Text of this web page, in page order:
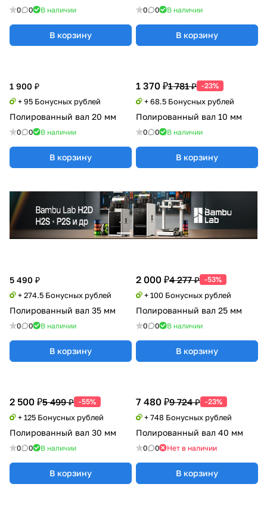
0 0 В наличии
В корзину
0 0 В наличии
В корзину
1 900 ₽
+ 95 Бонусных рублей
Полированный вал 20 мм
0 0 В наличии
В корзину
1 370 ₽1 781 ₽ -23%
+ 68.5 Бонусных рублей
Полированный вал 10 мм
0 0 В наличии
В корзину
5 490 ₽
+ 274.5 Бонусных рублей
Полированный вал 35 мм
0 0 В наличии
В корзину
2 000 ₽4 277 ₽ -53%
+ 100 Бонусных рублей
Полированный вал 25 мм
0 0 В наличии
В корзину
2 500 ₽5 499 ₽ -55%
+ 125 Бонусных рублей
Полированный вал 30 мм
0 0 В наличии
В корзину
7 480 ₽9 724 ₽ -23%
+ 748 Бонусных рублей
Полированный вал 40 мм
0 0 Нет в наличии
В корзину